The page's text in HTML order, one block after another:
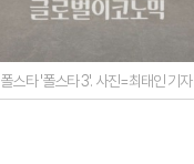
폴스타 '폴스타 3'. 사진=최태인 기자